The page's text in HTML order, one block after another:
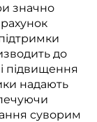
значно
до
підвищення
надають
суворим